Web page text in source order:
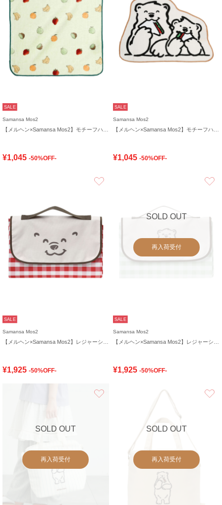
SALE
Samansa Mos2
¥1,045 -50%OFF-
SALE
Samansa Mos2
¥1,045 -50%OFF-
SALE
Samansa Mos2
¥1,925 -50%OFF-
SOLD OUT
再入荷受付
SALE
Samansa Mos2
¥1,925 -50%OFF-
SOLD OUT
再入荷受付
SOLD OUT
再入荷受付